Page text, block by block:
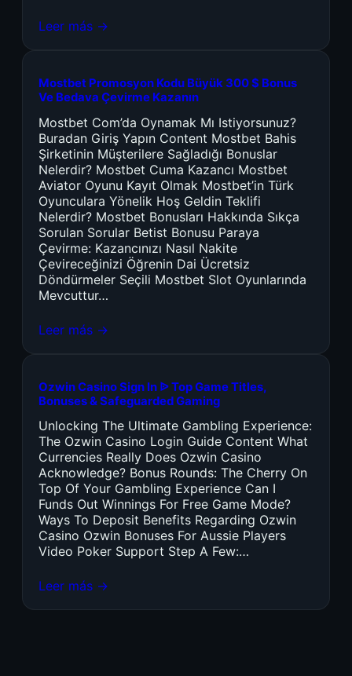
Leer más →
Mostbet Promosyon Kodu Büyük 300 $ Bonus
Ve Bedava Çevirme Kazanın
Mostbet Com’da Oynamak Mı Istiyorsunuz?
Buradan Giriş Yapın Content Mostbet Bahis
Şirketinin Müşterilere Sağladığı Bonuslar
Nelerdir? Mostbet Cuma Kazancı Mostbet
Aviator Oyunu Kayıt Olmak Mostbet’in Türk
Oyunculara Yönelik Hoş Geldin Teklifi
Nelerdir? Mostbet Bonusları Hakkında Sıkça
Sorulan Sorular Betist Bonusu Paraya
Çevirme: Kazancınızı Nasıl Nakite
Çevireceğinizi Öğrenin Dai Ücretsiz
Döndürmeler Seçili Mostbet Slot Oyunlarında
Mevcuttur…
Leer más →
Ozwin Casino Sign In ᐉ Top Game Titles,
Bonuses & Safeguarded Gaming
Unlocking The Ultimate Gambling Experience:
The Ozwin Casino Login Guide Content What
Currencies Really Does Ozwin Casino
Acknowledge? Bonus Rounds: The Cherry On
Top Of Your Gambling Experience Can I
Funds Out Winnings For Free Game Mode?
Ways To Deposit Benefits Regarding Ozwin
Casino Ozwin Bonuses For Aussie Players
Video Poker Support Step A Few:…
Leer más →